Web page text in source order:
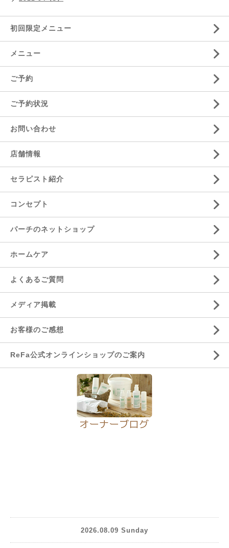
初回限定メニュー
メニュー
ご予約
ご予約状況
お問い合わせ
店舗情報
セラピスト紹介
コンセプト
パーチのネットショップ
ホームケア
よくあるご質問
メディア掲載
お客様のご感想
ReFa公式オンラインショップのご案内
2026.08.09 Sunday